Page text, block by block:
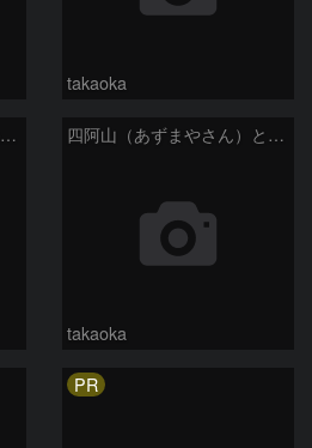
takaoka
はくちょう座デネブ付近の空域 260720 四阿山（あずまやさん）と立ち昇る夏の銀河
takaoka
PR